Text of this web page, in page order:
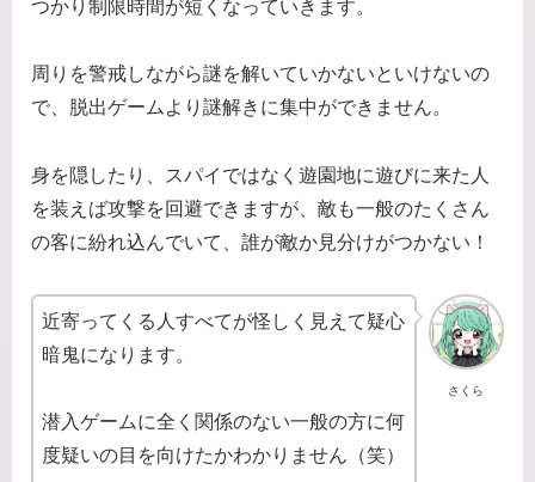
つかり制限時間が短くなっていきます。
周りを警戒しながら謎を解いていかないといけないの
で、脱出ゲームより謎解きに集中ができません。
身を隠したり、スパイではなく遊園地に遊びに来た人
を装えば攻撃を回避できますが、敵も一般のたくさん
の客に紛れ込んでいて、誰が敵か見分けがつかない！
さくら
近寄ってくる人すべてが怪しく見えて疑心
暗鬼になります。
潜入ゲームに全く関係のない一般の方に何
度疑いの目を向けたかわかりません（笑）